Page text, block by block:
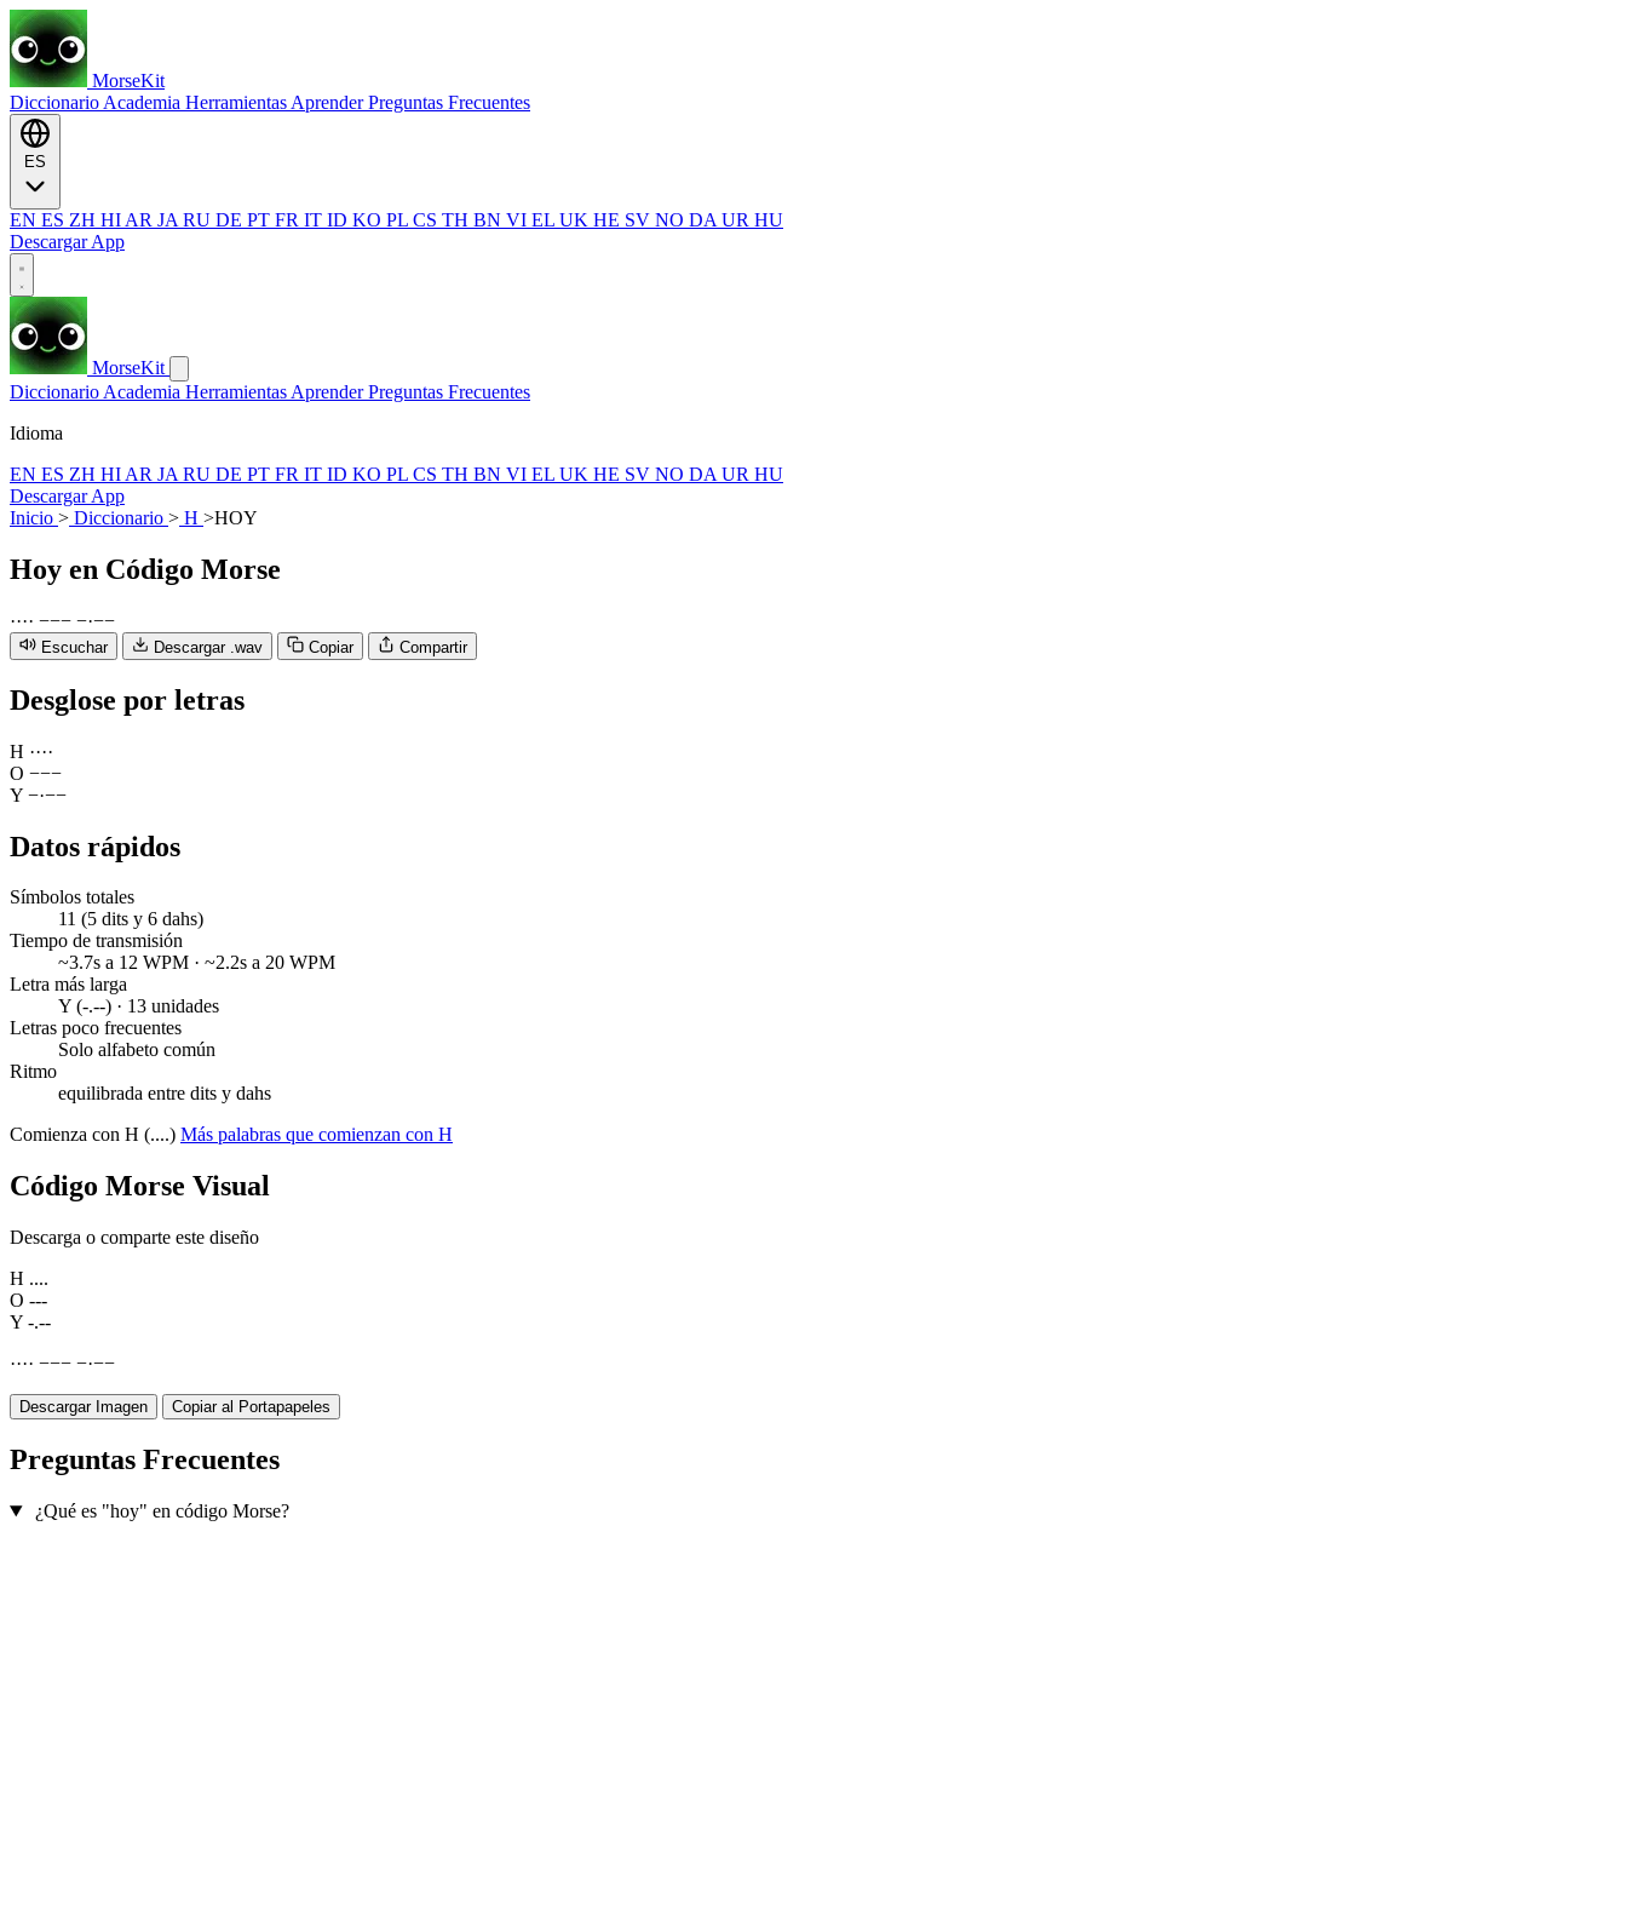
MorseKit
Diccionario Academia Herramientas AprenderPreguntas Frecuentes
EN ES ZH HI AR JA RU DE PT FR IT ID KO PL CS TH BN VI EL UK HE SV NO DA UR HU
Descargar App
MorseKit
Diccionario Academia Herramientas AprenderPreguntas Frecuentes
Idioma
EN ES ZH HI AR JA RU DE PT FR IT ID KO PL CS TH BN VI EL UK HE SV NO DA UR HU
Descargar App
Inicio > Diccionario > H >HOY
Hoy en Código Morse
···· −−− −·−−
Escuchar Descargar .wav Copiar Compartir
Desglose por letras
H ····
O −−−
Y −·−−
Datos rápidos
Símbolos totales
11 (5 dits y 6 dahs)
Tiempo de transmisión
~3.7s a 12 WPM · ~2.2s a 20 WPM
Letra más larga
Y (-.--) · 13 unidades
Letras poco frecuentes
Solo alfabeto común
Ritmo
equilibrada entre dits y dahs
Comienza con H (....) Más palabras que comienzan con H
Código Morse Visual
Descarga o comparte este diseño
H ....
O ---
Y -.--
···· −−− −·−−
Descargar Imagen Copiar al Portapapeles
Preguntas Frecuentes
¿Qué es "hoy" en código Morse?